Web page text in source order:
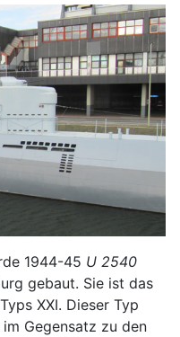
1944-45 U 2540
gebaut. Sie ist das
XXI. Dieser Typ
Gegensatz zu den